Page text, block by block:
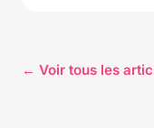
← Voir tous les